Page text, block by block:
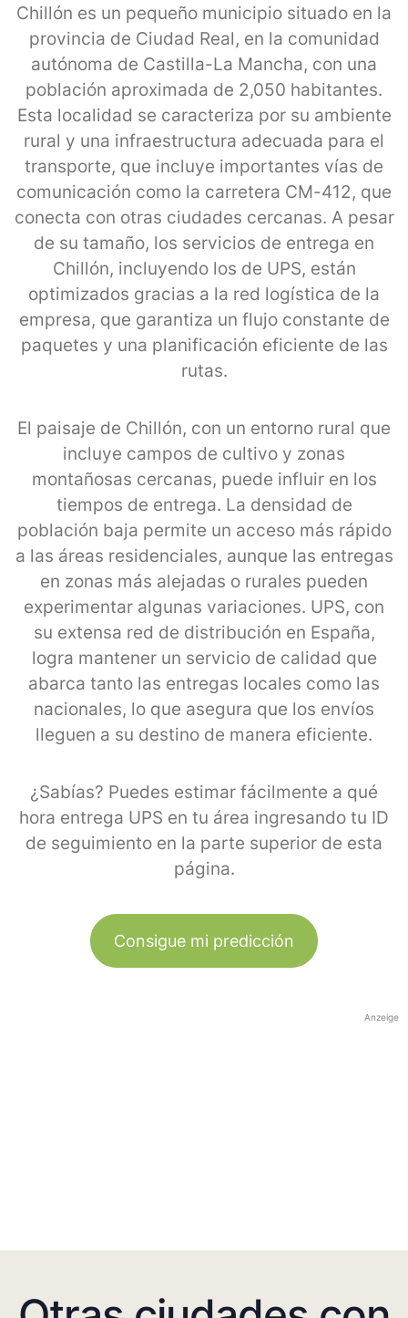
Chillón es un pequeño municipio situado en la
provincia de Ciudad Real, en la comunidad
autónoma de Castilla-La Mancha, con una
población aproximada de 2,050 habitantes.
Esta localidad se caracteriza por su ambiente
rural y una infraestructura adecuada para el
transporte, que incluye importantes vías de
comunicación como la carretera CM-412, que
conecta con otras ciudades cercanas. A pesar
de su tamaño, los servicios de entrega en
Chillón, incluyendo los de UPS, están
optimizados gracias a la red logística de la
empresa, que garantiza un flujo constante de
paquetes y una planificación eficiente de las
rutas.
El paisaje de Chillón, con un entorno rural que
incluye campos de cultivo y zonas
montañosas cercanas, puede influir en los
tiempos de entrega. La densidad de
población baja permite un acceso más rápido
a las áreas residenciales, aunque las entregas
en zonas más alejadas o rurales pueden
experimentar algunas variaciones. UPS, con
su extensa red de distribución en España,
logra mantener un servicio de calidad que
abarca tanto las entregas locales como las
nacionales, lo que asegura que los envíos
lleguen a su destino de manera eficiente.
¿Sabías? Puedes estimar fácilmente a qué
hora entrega UPS en tu área ingresando tu ID
de seguimiento en la parte superior de esta
página.
Consigue mi predicción
Anzeige